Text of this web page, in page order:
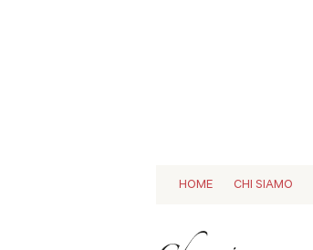
HOME CHI SIAMO